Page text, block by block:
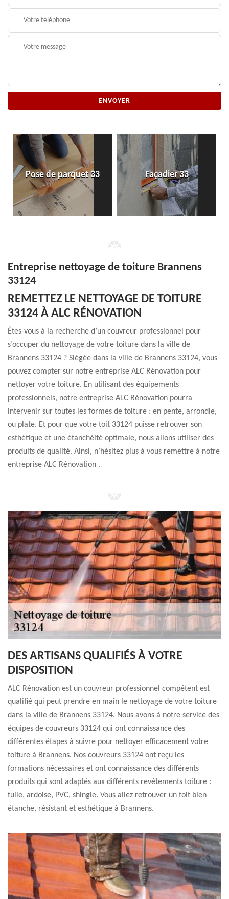
Pose de parquet 33 Façadier 33
Entreprise nettoyage de toiture Brannens
33124
REMETTEZ LE NETTOYAGE DE TOITURE
33124 À ALC RÉNOVATION
Êtes-vous à la recherche d’un couvreur professionnel pour
s’occuper du nettoyage de votre toiture dans la ville de
Brannens 33124 ? Siégée dans la ville de Brannens 33124, vous
pouvez compter sur notre entreprise ALC Rénovation pour
nettoyer votre toiture. En utilisant des équipements
professionnels, notre entreprise ALC Rénovation pourra
intervenir sur toutes les formes de toiture : en pente, arrondie,
ou plate. Et pour que votre toit 33124 puisse retrouver son
esthétique et une étanchéité optimale, nous allons utiliser des
produits de qualité. Ainsi, n’hésitez plus à vous remettre à notre
entreprise ALC Rénovation .
DES ARTISANS QUALIFIÉS À VOTRE
DISPOSITION
ALC Rénovation est un couvreur professionnel compétent est
qualifié qui peut prendre en main le nettoyage de votre toiture
dans la ville de Brannens 33124. Nous avons à notre service des
équipes de couvreurs 33124 qui ont connaissance des
différentes étapes à suivre pour nettoyer efficacement votre
toiture à Brannens. Nos couvreurs 33124 ont reçu les
formations nécessaires et ont connaissance des différents
produits qui sont adaptés aux différents revêtements toiture :
tuile, ardoise, PVC, shingle. Vous allez retrouver un toit bien
étanche, résistant et esthétique à Brannens.